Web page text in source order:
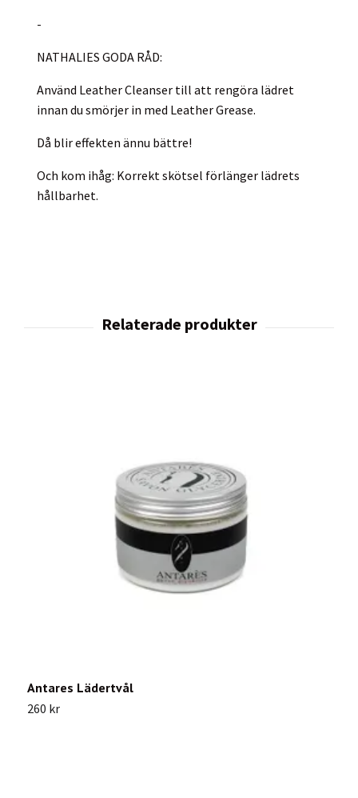
-
NATHALIES GODA RÅD:
Använd Leather Cleanser till att rengöra lädret
innan du smörjer in med Leather Grease.
Då blir effekten ännu bättre!
Och kom ihåg: Korrekt skötsel förlänger lädrets
hållbarhet.
Antares Lädertvål
260 kr